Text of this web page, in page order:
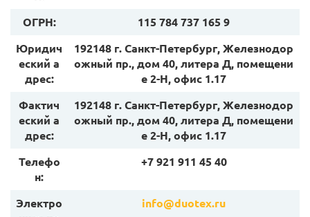
ОГРН:
115 784 737 165 9
Юридич
еский а
дрес:
192148 г. Санкт-Петербург, Железнодор
ожный пр., дом 40, литера Д, помещени
е 2-Н, офис 1.17
Фактич
еский а
дрес:
192148 г. Санкт-Петербург, Железнодор
ожный пр., дом 40, литера Д, помещени
е 2-Н, офис 1.17
Телефо
н:
+7 921 911 45 40
Электро
info@duotex.ru